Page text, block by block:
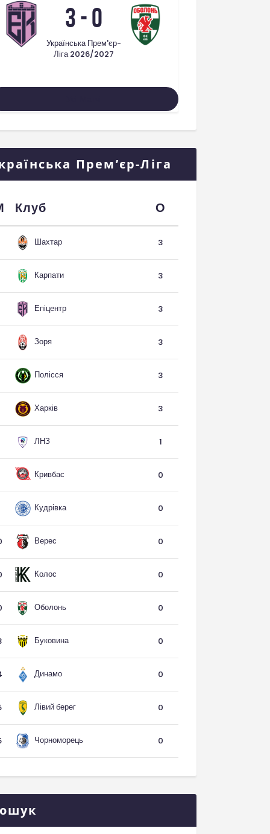
3-0
Українська Прем'єр-
Ліга 2026/2027
Прем’єр-Ліга
Клуб О
Шахтар 3
Карпати 3
Епіцентр 3
Зоря 3
Полісся 3
Харків 3
ЛНЗ 1
Кривбас 0
Кудрівка 0
Верес 0
Колос 0
Оболонь 0
Буковина 0
Динамо 0
Лівий берег 0
Чорноморець 0